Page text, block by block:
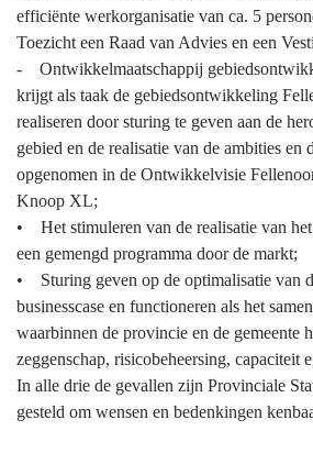
efficiënte werkorganisatie van ca. 5
Toezicht een Raad van Advies en een
- Ontwikkelmaatschappij
krijgt als taak de gebiedsontwikkeling
realiseren door sturing te geven aan de
gebied en de realisatie van de ambities en
opgenomen in de Ontwikkelvisie
Knoop XL;
• Het stimuleren van de realisatie van
een gemengd programma door de markt;
• Sturing geven op de optimalisatie van
businesscase en functioneren als het
waarbinnen de provincie en de gemeente
zeggenschap, risicobeheersing, capaciteit
In alle drie de gevallen zijn Provinciale
gesteld om wensen en bedenkingen